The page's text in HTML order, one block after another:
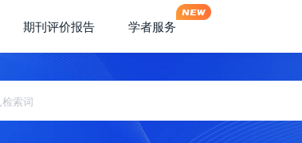
期刊评价报告 学者服务